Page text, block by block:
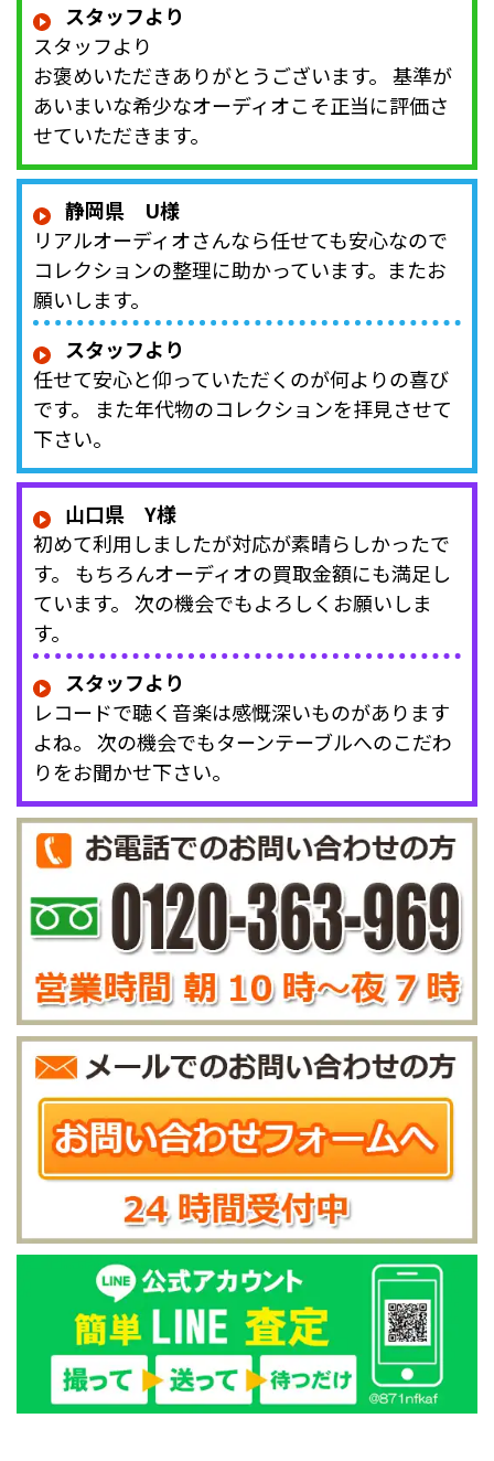
スタッフより
スタッフより
お褒めいただきありがとうございます。 基準が
あいまいな希少なオーディオこそ正当に評価さ
せていただきます。
静岡県 U様
リアルオーディオさんなら任せても安心なので
コレクションの整理に助かっています。またお
願いします。
スタッフより
任せて安心と仰っていただくのが何よりの喜び
です。 また年代物のコレクションを拝見させて
下さい。
山口県 Y様
初めて利用しましたが対応が素晴らしかったで
す。 もちろんオーディオの買取金額にも満足し
ています。 次の機会でもよろしくお願いしま
す。
スタッフより
レコードで聴く音楽は感慨深いものがあります
よね。 次の機会でもターンテーブルへのこだわ
りをお聞かせ下さい。